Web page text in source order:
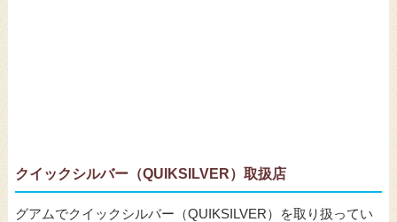
クイックシルバー（QUIKSILVER）取扱店
グアムでクイックシルバー（QUIKSILVER）を取り扱ってい